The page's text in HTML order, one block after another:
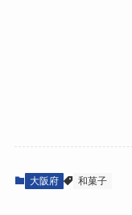
大阪府 和菓子